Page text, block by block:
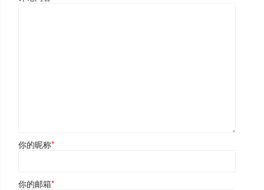
你的昵称*
你的邮箱*